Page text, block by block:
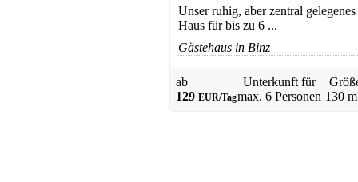
Unser ruhig, aber zentral gelegenes
Haus für bis zu 6 ...
Gästehaus in Binz
ab
129 EUR/Tag
Unterkunft für
max.6 Personen 130